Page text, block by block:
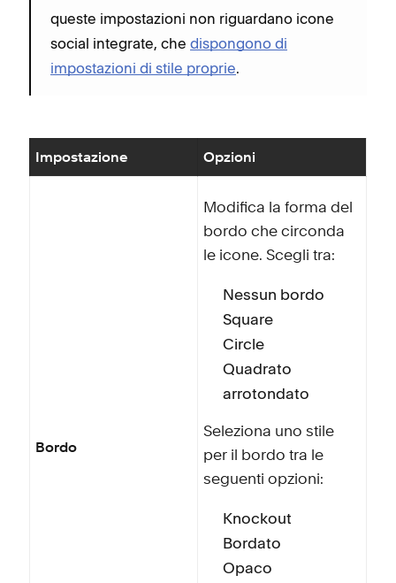
queste impostazioni non riguardano icone
social integrate, che dispongono di
impostazioni di stile proprie.
Impostazione Opzioni
Bordo
Modifica la forma del
bordo che circonda
le icone. Scegli tra:
Nessun bordo
Square
Circle
Quadrato
arrotondato
Seleziona uno stile
per il bordo tra le
seguenti opzioni:
Knockout
Bordato
Opaco